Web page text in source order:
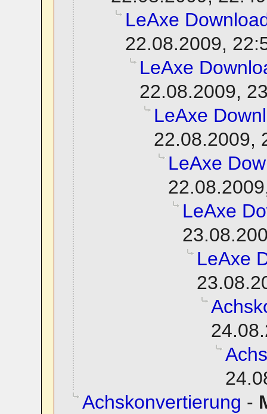
LeAxe
22.08.2009,
LeAxe
22.08.2009,
LeAxe
22.08.2009,
LeAxe
LeAxe
LeAxe
Achskonvertierung -